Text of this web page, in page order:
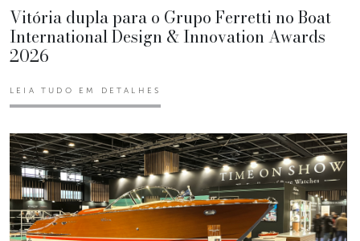
Vitória dupla para o Grupo Ferretti no Boat
International Design & Innovation Awards
2026
LEIA TUDO EM DETALHES